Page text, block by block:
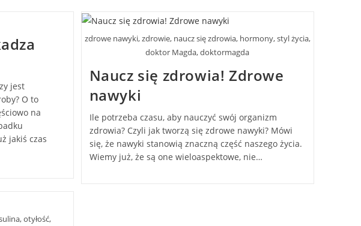
jest
O to
na
jakiś czas
zdrowe nawyki, zdrowie, naucz się zdrowia, hormony, styl życia,
doktor Magda, doktormagda
Naucz się zdrowia! Zdrowe
nawyki
Ile potrzeba czasu, aby nauczyć swój organizm
zdrowia? Czyli jak tworzą się zdrowe nawyki? Mówi
się, że nawyki stanowią znaczną część naszego życia.
Wiemy już, że są one wieloaspektowe, nie…
otyłość,